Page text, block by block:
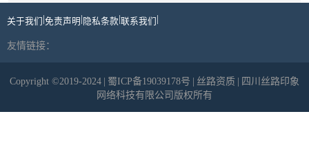
关于我们 免责声明 隐私条款 联系我们
友情链接：
Copyright ©2019-2024 蜀ICP备19039178号 丝路资质
四川丝路印象
网络科技有限公司版权所有